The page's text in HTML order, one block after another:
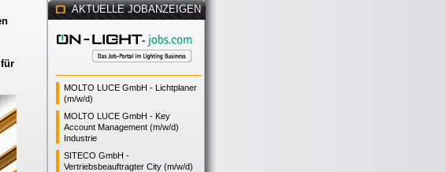
AKTUELLE JOBANZEIGEN
MOLTO LUCE GmbH - Lichtplaner
(m/w/d)
MOLTO LUCE GmbH - Key
Account Management (m/w/d)
Industrie
SITECO GmbH -
Vertriebsbeauftragter City (m/w/d)